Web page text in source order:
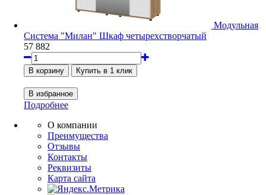
Модульная
Система "Милан" Шкаф четырехстворчатый
57 882
Подробнее
О компании
Преимущества
Отзывы
Контакты
Реквизиты
Карта сайта